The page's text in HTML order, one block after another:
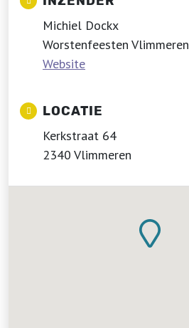
Michiel Dockx
Worstenfeesten Vlimmeren
Website
LOCATIE
Kerkstraat 64
2340 Vlimmeren